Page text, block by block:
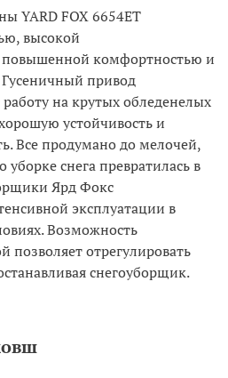
YARD FOX 6654ET
высокой
повышенной комфортностью и
привод
на крутых обледенелых
устойчивость и
Все продумано до мелочей,
уборке снега превратилась в
Ярд Фокс
эксплуатации в
Возможность
позволяет отрегулировать
снегоуборщик.